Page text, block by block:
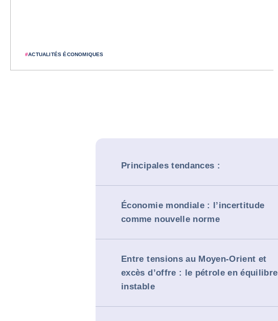
#ACTUALITÉS ÉCONOMIQUES
Principales tendances :
Économie mondiale : l’incertitude
comme nouvelle norme
Entre tensions au Moyen-Orient et
excès d’offre : le pétrole en équilibre
instable